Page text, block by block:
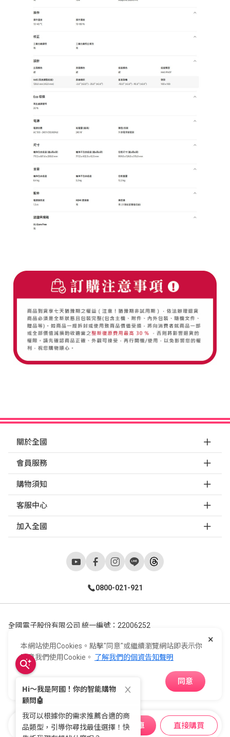
關於全國
會員服務
購物須知
客服中心
加入全國
0800-021-921
全國電子股份有限公司 統一編號：22006252
Copyright ©2026© E-Life Co., Ltd. All Rights Reserved.
購物車 收藏
加入購物車 直接購買
×
本網站使用Cookies。點擊"同意"或繼續瀏覽網站即表示你
同意我們使用Cookie。 了解我們的個資告知聲明
同意